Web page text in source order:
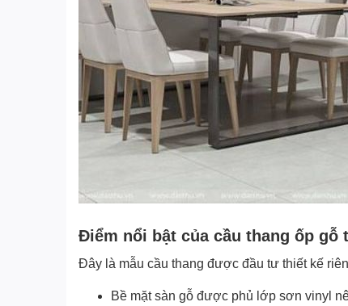
Điểm nổi bật của cầu thang ốp gỗ
Đây là mẫu cầu thang được đầu tư thiết kế
Bề mặt sàn gỗ được phủ lớp sơn vinyl